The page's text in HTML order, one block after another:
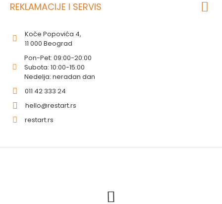
REKLAMACIJE I SERVIS
Koče Popovića 4,
11 000 Beograd
Pon-Pet: 09:00-20:00
Subota: 10:00-15:00
Nedelja: neradan dan
011 42 333 24
hello@restart.rs
restart.rs